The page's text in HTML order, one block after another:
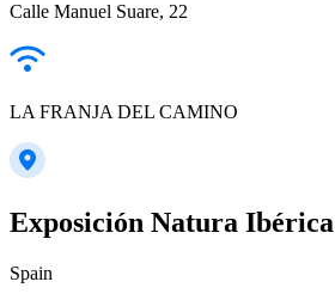
Calle Manuel Suare, 22
LA FRANJA DEL CAMINO
Exposición Natura Ibérica
Spain